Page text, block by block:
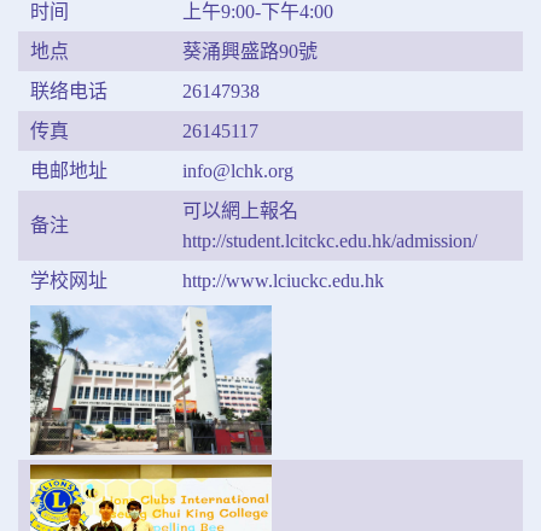
时间
上午9:00-下午4:00
地点
葵涌興盛路90號
联络电话
26147938
传真
26145117
电邮地址
info@lchk.org
备注
可以網上報名
http://student.lcitckc.edu.hk/admission/
学校网址
http://www.lciuckc.edu.hk